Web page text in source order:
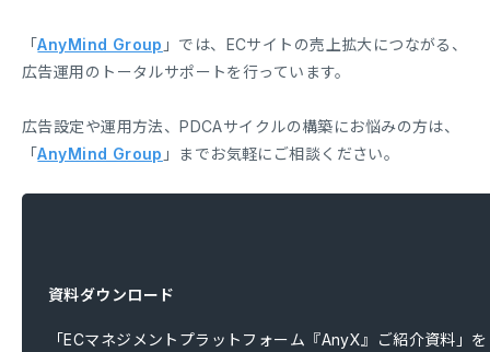
「AnyMind Group 」では、ECサイトの売上拡大につながる、
広告運用のトータルサポートを行っています。
広告設定や運用方法、PDCAサイクルの構築にお悩みの方は、
「AnyMind Group 」までお気軽にご相談ください。
資料ダウンロード
「ECマネジメントプラットフォーム『AnyX』ご紹介資料」を